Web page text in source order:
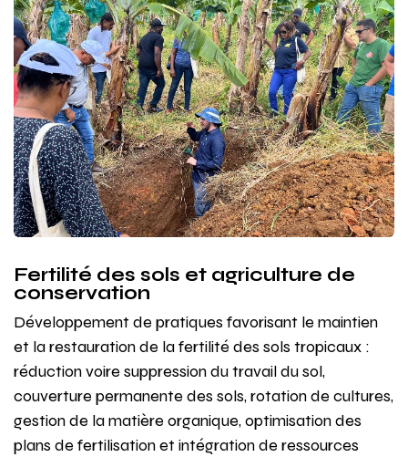
Fertilité des sols et agriculture de
conservation
Développement de pratiques favorisant le maintien
et la restauration de la fertilité des sols tropicaux :
réduction voire suppression du travail du sol,
couverture permanente des sols, rotation de cultures,
gestion de la matière organique, optimisation des
plans de fertilisation et intégration de ressources